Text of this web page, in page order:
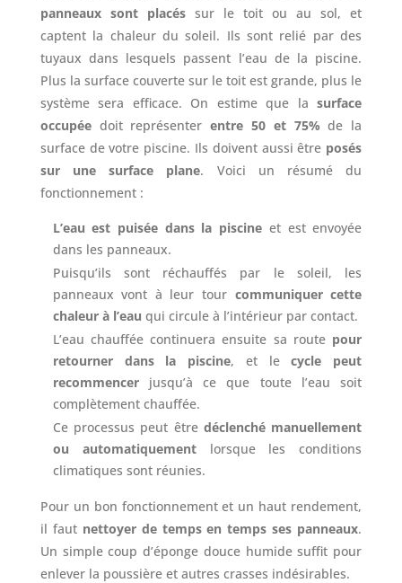
panneaux sont placéssur le toit ou au sol, et
captent la chaleur du soleil. Ils sont relié par des
tuyaux dans lesquels passent l’eau de la piscine.
Plus la surface couverte sur le toit est grande, plus le
système sera efficace. On estime que lasurface
occupéedoit représenter entre 50 et 75% de la
surface de votre piscine. Ils doivent aussi être posés
sur une surface plane. Voici un résumé du
fonctionnement :
L’eau est puisée dans la piscine et est envoyée
dans les panneaux.
Puisqu’ils sont réchauffés par le soleil, les
panneaux vont à leur tour communiquer cette
chaleur à l’eau qui circule à l’intérieur par contact.
L’eau chauffée continuera ensuite sa route pour
retourner dans la piscine, et lecycle peut
recommencerjusqu’à ce que toute l’eau soit
complètement chauffée.
Ce processus peut être déclenché manuellement
ou automatiquementlorsque les conditions
climatiques sont réunies.
Pour un bon fonctionnement et un haut rendement,
il faut nettoyer de temps en temps ses panneaux.
Un simple coup d’éponge douce humide suffit pour
enlever la poussière et autres crasses indésirables.